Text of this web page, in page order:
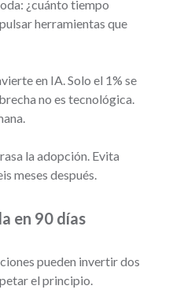
¿cuánto tiempo
herramientas que
en IA. Solo el 1% se
no es tecnológica.
la adopción. Evita
meses después.
en 90 días
pueden invertir dos
el principio.